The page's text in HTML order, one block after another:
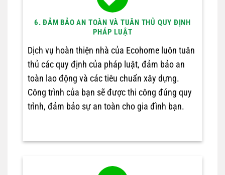
6. ĐẢM BẢO AN TOÀN VÀ TUÂN THỦ QUY ĐỊNH
PHÁP LUẬT
Dịch vụ hoàn thiện nhà của Ecohome luôn tuân
thủ các quy định của pháp luật, đảm bảo an
toàn lao động và các tiêu chuẩn xây dựng.
Công trình của bạn sẽ được thi công đúng quy
trình, đảm bảo sự an toàn cho gia đình bạn.